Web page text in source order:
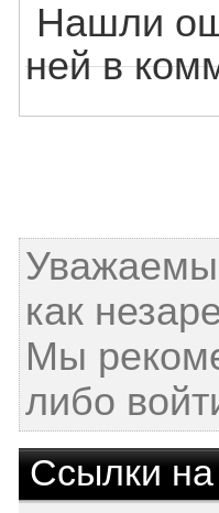
Нашли
ней в
как
Мы
либо
Ссылки